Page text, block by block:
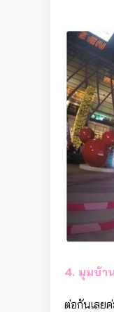
4. มุมบ้า
ต่อกันเลย